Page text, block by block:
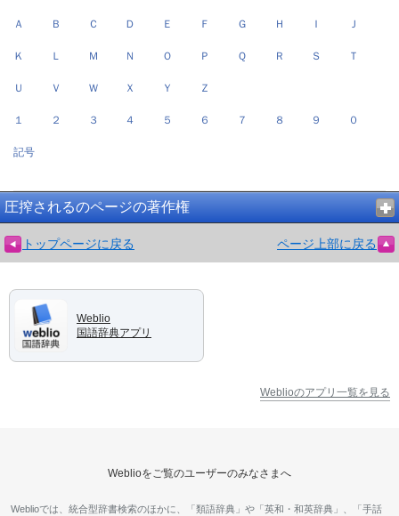
Ａ Ｂ Ｃ Ｄ Ｅ Ｆ Ｇ Ｈ Ｉ Ｊ
Ｋ Ｌ Ｍ Ｎ Ｏ Ｐ Ｑ Ｒ Ｓ Ｔ
Ｕ Ｖ Ｗ Ｘ Ｙ Ｚ
１ ２ ３ ４ ５ ６ ７ ８ ９ ０
記号
圧搾されるのページの著作権
トップページに戻る ページ上部に戻る
Weblio
国語辞典アプリ
Weblioのアプリ一覧を見る
Weblioをご覧のユーザーのみなさまへ
Weblioでは、統合型辞書検索のほかに、「類語辞典」や「英和・和英辞典」、「手話